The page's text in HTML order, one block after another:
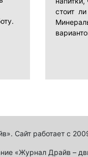
стоит
Сайт работает с
«Журнал Драйв –